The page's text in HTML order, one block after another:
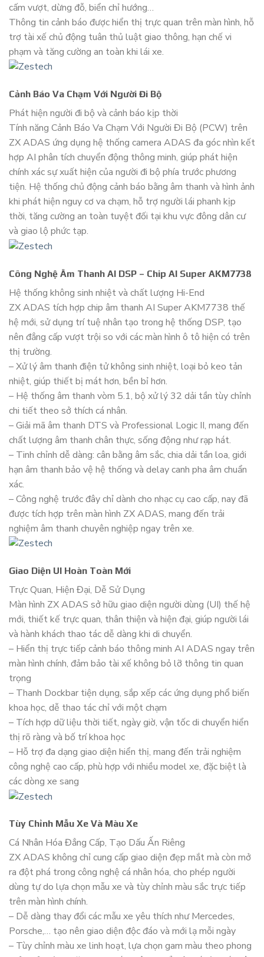
cấm vượt, dừng đỗ, biển chỉ hướng…
Thông tin cảnh báo được hiển thị trực quan trên màn hình, hỗ
trợ tài xế chủ động tuân thủ luật giao thông, hạn chế vi
phạm và tăng cường an toàn khi lái xe.
Cảnh Báo Va Chạm Với Người Đi Bộ
Phát hiện người đi bộ và cảnh báo kịp thời
Tính năng Cảnh Báo Va Chạm Với Người Đi Bộ (PCW) trên
ZX ADAS ứng dụng hệ thống camera ADAS đa góc nhìn kết
hợp AI phân tích chuyển động thông minh, giúp phát hiện
chính xác sự xuất hiện của người đi bộ phía trước phương
tiện. Hệ thống chủ động cảnh báo bằng âm thanh và hình ảnh
khi phát hiện nguy cơ va chạm, hỗ trợ người lái phanh kịp
thời, tăng cường an toàn tuyệt đối tại khu vực đông dân cư
và giao lộ phức tạp.
Công Nghệ Âm Thanh AI DSP – Chip AI Super AKM7738
Hệ thống không sinh nhiệt và chất lượng Hi-End
ZX ADAS tích hợp chip âm thanh AI Super AKM7738 thế
hệ mới, sử dụng trí tuệ nhân tạo trong hệ thống DSP, tạo
nên đẳng cấp vượt trội so với các màn hình ô tô hiện có trên
thị trường.
– Xử lý âm thanh điện tử không sinh nhiệt, loại bỏ keo tản
nhiệt, giúp thiết bị mát hơn, bền bỉ hơn.
– Hệ thống âm thanh vòm 5.1, bộ xử lý 32 dải tần tùy chỉnh
chi tiết theo sở thích cá nhân.
– Giải mã âm thanh DTS và Professional Logic II, mang đến
chất lượng âm thanh chân thực, sống động như rạp hát.
– Tinh chỉnh dễ dàng: cân bằng âm sắc, chia dải tần loa, giới
hạn âm thanh bảo vệ hệ thống và delay canh pha âm chuẩn
xác.
– Công nghệ trước đây chỉ dành cho nhạc cụ cao cấp, nay đã
được tích hợp trên màn hình ZX ADAS, mang đến trải
nghiệm âm thanh chuyên nghiệp ngay trên xe.
Giao Diện UI Hoàn Toàn Mới
Trực Quan, Hiện Đại, Dễ Sử Dụng
Màn hình ZX ADAS sở hữu giao diện người dùng (UI) thế hệ
mới, thiết kế trực quan, thân thiện và hiện đại, giúp người lái
và hành khách thao tác dễ dàng khi di chuyển.
– Hiển thị trực tiếp cảnh báo thông minh AI ADAS ngay trên
màn hình chính, đảm bảo tài xế không bỏ lỡ thông tin quan
trọng
– Thanh Dockbar tiện dụng, sắp xếp các ứng dụng phổ biến
khoa học, dễ thao tác chỉ với một chạm
– Tích hợp dữ liệu thời tiết, ngày giờ, vận tốc di chuyển hiển
thị rõ ràng và bố trí khoa học
– Hỗ trợ đa dạng giao diện hiển thị, mang đến trải nghiệm
công nghệ cao cấp, phù hợp với nhiều model xe, đặc biệt là
các dòng xe sang
Tùy Chỉnh Mẫu Xe Và Màu Xe
Cá Nhân Hóa Đẳng Cấp, Tạo Dấu Ấn Riêng
ZX ADAS không chỉ cung cấp giao diện đẹp mắt mà còn mở
ra đột phá trong công nghệ cá nhân hóa, cho phép người
dùng tự do lựa chọn mẫu xe và tùy chỉnh màu sắc trực tiếp
trên màn hình chính.
– Dễ dàng thay đổi các mẫu xe yêu thích như Mercedes,
Porsche,… tạo nên giao diện độc đáo và mới lạ mỗi ngày
– Tùy chỉnh màu xe linh hoạt, lựa chọn gam màu theo phong